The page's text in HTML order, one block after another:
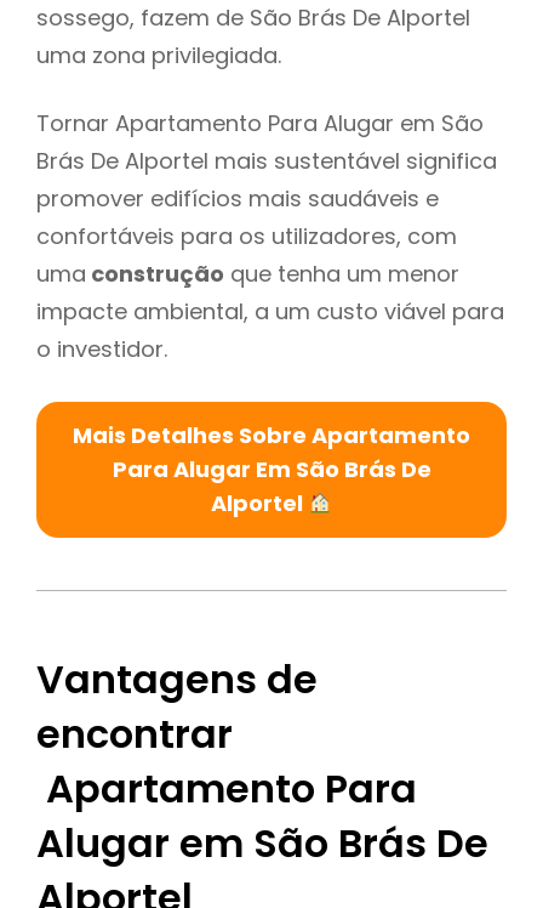
sossego, fazem de São Brás De Alportel
uma zona privilegiada.
Tornar Apartamento Para Alugar em São
Brás De Alportel mais sustentável significa
promover edifícios mais saudáveis e
confortáveis para os utilizadores, com
uma construção que tenha um menor
impacte ambiental, a um custo viável para
o investidor.
Mais Detalhes Sobre Apartamento
Para Alugar Em São Brás De
Alportel
Vantagens de
encontrar
Apartamento Para
Alugar em São Brás De